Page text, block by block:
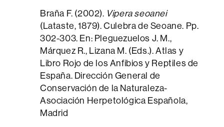
Braña F. (2002). Vipera seoanei
(Lataste, 1879). Culebra de Seoane. Pp.
302-303. En: Pleguezuelos J. M.,
Márquez R., Lizana M. (Eds.). Atlas y
Libro Rojo de los Anfibios y Reptiles de
España. Dirección General de
Conservación de la Naturaleza-
Asociación Herpetológica Española,
Madrid